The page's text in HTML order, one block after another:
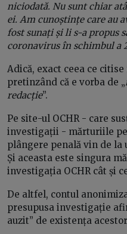
niciodată. Nu sunt chiar
ei. Am cunoștințe care au
fost sunați și li s-a propus
coronavirus în schimbul a
Adică, exact ceea ce
pretinzând că e vorba de „
redacție”.
Pe site-ul OCHR - care
investigații - mărturiile
plângere penală vin de la
Și aceasta este singura
investigația OCHR cât și
De altfel, contul
presupusa investigație
auzit” de existența